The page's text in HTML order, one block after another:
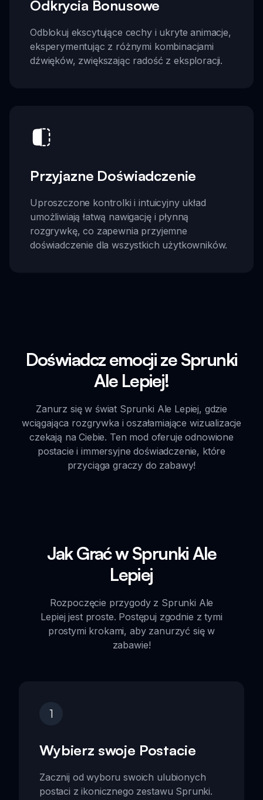
Odkrycia Bonusowe
Odblokuj ekscytujące cechy i ukryte animacje,
eksperymentując z różnymi kombinacjami
dźwięków, zwiększając radość z eksploracji.
Przyjazne Doświadczenie
Uproszczone kontrolki i intuicyjny układ
umożliwiają łatwą nawigację i płynną
rozgrywkę, co zapewnia przyjemne
doświadczenie dla wszystkich użytkowników.
Doświadcz emocji ze Sprunki
Ale Lepiej!
Zanurz się w świat Sprunki Ale Lepiej, gdzie
wciągająca rozgrywka i oszałamiające wizualizacje
czekają na Ciebie. Ten mod oferuje odnowione
postacie i immersyjne doświadczenie, które
przyciąga graczy do zabawy!
Jak Grać w Sprunki Ale
Lepiej
Rozpoczęcie przygody z Sprunki Ale
Lepiej jest proste. Postępuj zgodnie z tymi
prostymi krokami, aby zanurzyć się w
zabawie!
1
Wybierz swoje Postacie
Zacznij od wyboru swoich ulubionych
postaci z ikonicznego zestawu Sprunki.